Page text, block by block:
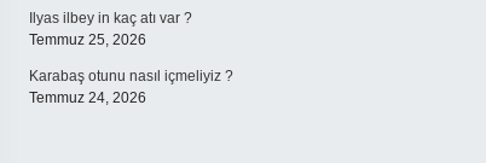
Ilyas ilbey in kaç atı var ?
Temmuz 25, 2026
Karabaş otunu nasıl içmeliyiz ?
Temmuz 24, 2026